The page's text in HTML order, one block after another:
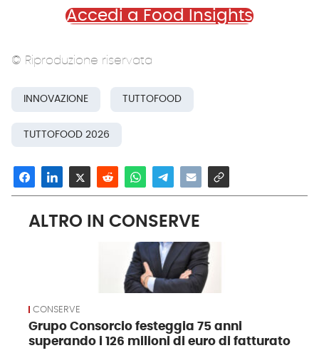
Accedi a Food Insights
© Riproduzione riservata
INNOVAZIONE TUTTOFOOD
TUTTOFOOD 2026
ALTRO IN CONSERVE
CONSERVE
Grupo Consorcio festeggia 75 anni
superando i 126 milioni di euro di fatturato